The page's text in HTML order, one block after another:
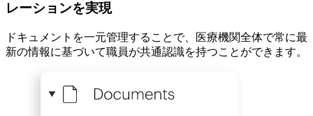
レーションを実現
ドキュメントを一元管理することで、医療機関全体で常に最
新の情報に基づいて職員が共通認識を持つことができます。